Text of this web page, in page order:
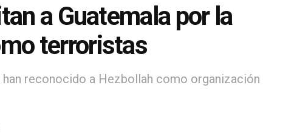
a Guatemala por la
terroristas
reconocido a Hezbollah como organización